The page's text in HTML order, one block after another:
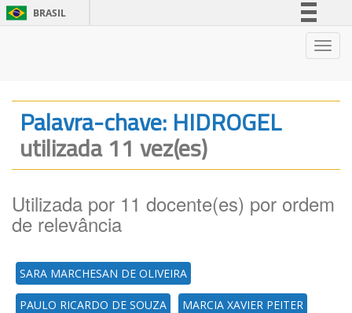
BRASIL
Legislação
Palavra-chave: HIDROGEL
utilizada 11 vez(es)
Utilizada por 11 docente(es) por ordem
de relevância
SARA MARCHESAN DE OLIVEIRA
PAULO RICARDO DE SOUZA MARCIA XAVIER PEITER